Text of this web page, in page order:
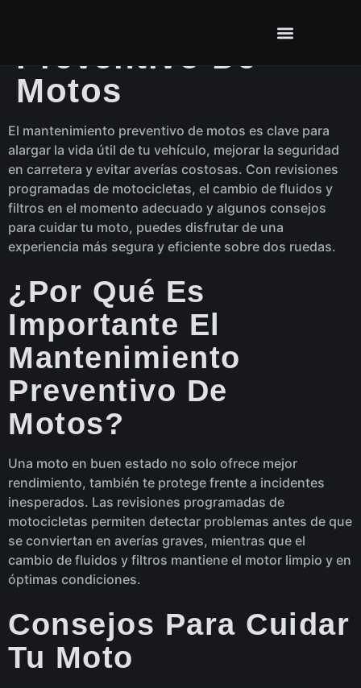
Preventivo De
Motos
El mantenimiento preventivo de motos es clave para
alargar la vida útil de tu vehículo, mejorar la seguridad
en carretera y evitar averías costosas. Con revisiones
programadas de motocicletas, el cambio de fluidos y
filtros en el momento adecuado y algunos consejos
para cuidar tu moto, puedes disfrutar de una
experiencia más segura y eficiente sobre dos ruedas.
¿Por Qué Es
Importante El
Mantenimiento
Preventivo De
Motos?
Una moto en buen estado no solo ofrece mejor
rendimiento, también te protege frente a incidentes
inesperados. Las revisiones programadas de
motocicletas permiten detectar problemas antes de que
se conviertan en averías graves, mientras que el
cambio de fluidos y filtros mantiene el motor limpio y en
óptimas condiciones.
Consejos Para Cuidar
Tu Moto